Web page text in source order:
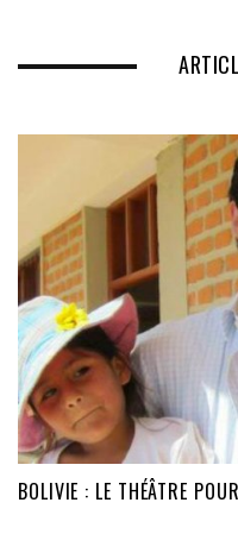
BOLIVIE : LE THÉÂTRE